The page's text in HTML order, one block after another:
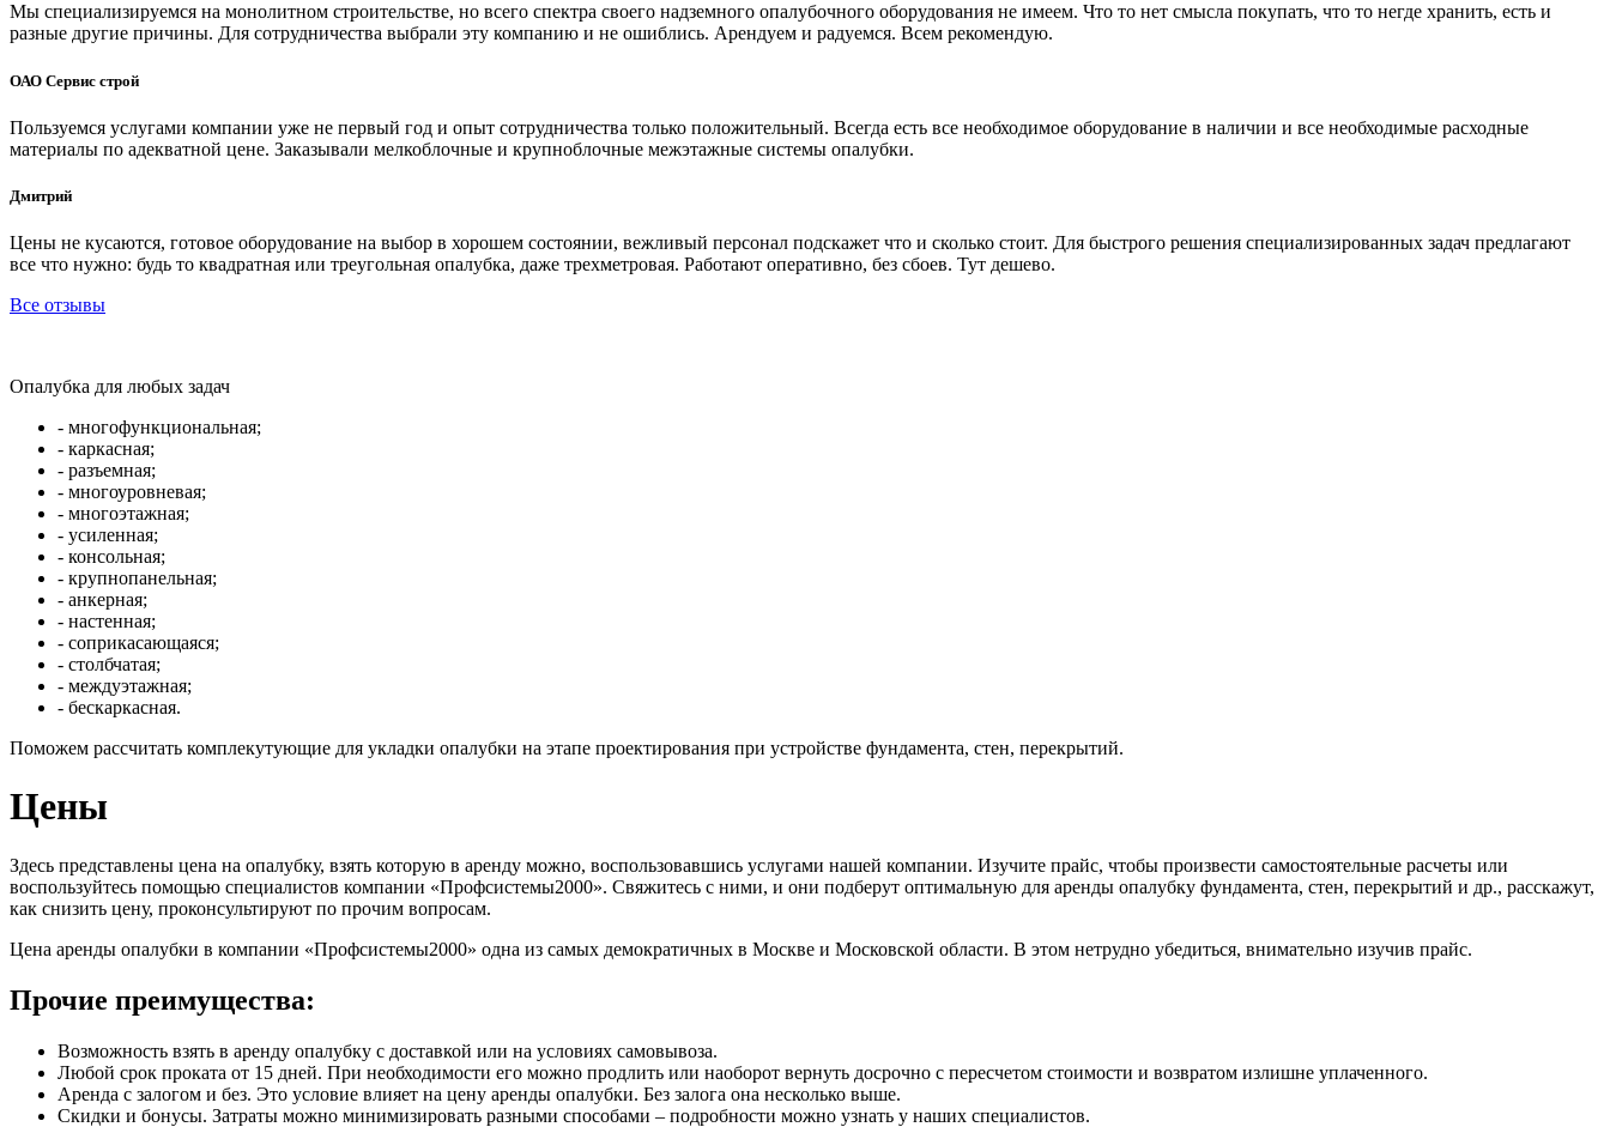
Мы специализируемся на монолитном строительстве, но всего спектра своего надземного опалубочного оборудования не имеем. Что то нет смысла покупать, что то негде хранить, есть и
разные другие причины. Для сотрудничества выбрали эту компанию и не ошиблись. Арендуем и радуемся. Всем рекомендую.
ОАО Сервис строй
Пользуемся услугами компании уже не первый год и опыт сотрудничества только положительный. Всегда есть все необходимое оборудование в наличии и все необходимые расходные
материалы по адекватной цене. Заказывали мелкоблочные и крупноблочные межэтажные системы опалубки.
Дмитрий
Цены не кусаются, готовое оборудование на выбор в хорошем состоянии, вежливый персонал подскажет что и сколько стоит. Для быстрого решения специализированных задач предлагают
все что нужно: будь то квадратная или треугольная опалубка, даже трехметровая. Работают оперативно, без сбоев. Тут дешево.
Все отзывы
Опалубка для любых задач
- многофункциональная;
- каркасная;
- разъемная;
- многоуровневая;
- многоэтажная;
- усиленная;
- консольная;
- крупнопанельная;
- анкерная;
- настенная;
- соприкасающаяся;
- столбчатая;
- междуэтажная;
- бескаркасная.
Поможем рассчитать комплекутующие для укладки опалубки на этапе проектирования при устройстве фундамента, стен, перекрытий.
Цены
Здесь представлены цена на опалубку, взять которую в аренду можно, воспользовавшись услугами нашей компании. Изучите прайс, чтобы произвести самостоятельные расчеты или
воспользуйтесь помощью специалистов компании «Профсистемы2000». Свяжитесь с ними, и они подберут оптимальную для аренды опалубку фундамента, стен, перекрытий и др., расскажут,
как снизить цену, проконсультируют по прочим вопросам.
Цена аренды опалубки в компании «Профсистемы2000» одна из самых демократичных в Москве и Московской области. В этом нетрудно убедиться, внимательно изучив прайс.
Прочие преимущества:
Возможность взять в аренду опалубку с доставкой или на условиях самовывоза.
Любой срок проката от 15 дней. При необходимости его можно продлить или наоборот вернуть досрочно с пересчетом стоимости и возвратом излишне уплаченного.
Аренда с залогом и без. Это условие влияет на цену аренды опалубки. Без залога она несколько выше.
Скидки и бонусы. Затраты можно минимизировать разными способами – подробности можно узнать у наших специалистов.